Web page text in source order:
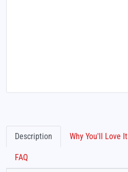
Description Why You'll Love It
FAQ